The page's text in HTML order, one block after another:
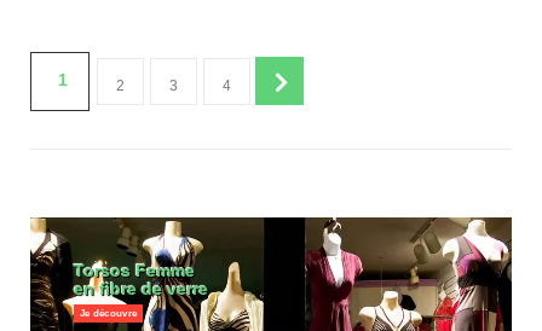
1 2 3 4
Torsos Femme
en fibre de verre
Je découvre